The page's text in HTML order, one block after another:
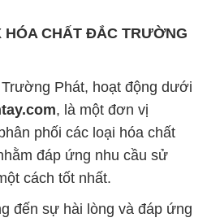
HÓA CHẤT ĐẮC TRƯỜNG
Phát, hoạt động dưới
, là một đơn vị
phối các loại hóa chất
đáp ứng nhu cầu sử
cách tốt nhất.
đến sự hài lòng và đáp ứng